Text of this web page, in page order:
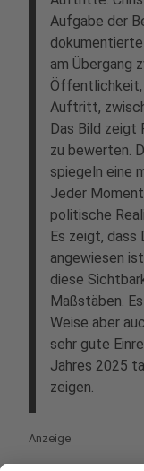
Aufgabe der
am Übergang
Öffentlichkeit,
Auftritt,
Das Bild zeigt
zu bewerten.
spiegeln eine
Jeder
politische
Es zeigt,
angewiesen
diese
Maßstäben.
Weise aber
sehr gute
Jahres 2025
zeigen.
Anzeige